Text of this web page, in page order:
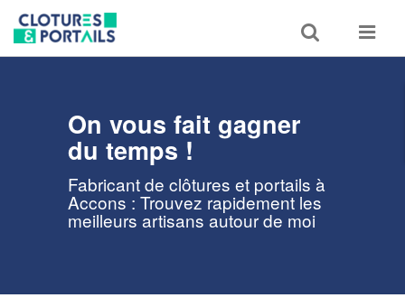
Toggle
search
Toggle
On vous fait gagner
du temps !
Fabricant de clôtures et portails à
Accons : Trouvez rapidement les
meilleurs artisans autour de moi